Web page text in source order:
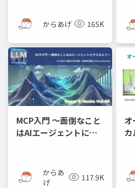
からあげ 165K
MCP入門 〜面倒なこと
はAIエージェントにや
からあ
げ
117.9K
オ
カ